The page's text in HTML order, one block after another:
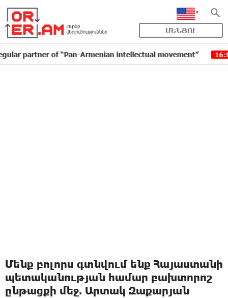
ՄԵՆՅՈՒ
of “Pan-Armenian intellectual movement” 16:11
Մենք բոլորս գտնվում ենք Հայաստանի
պետականության համար բախտորոշ
ընթացքի մեջ. Արտակ Զաքարյան